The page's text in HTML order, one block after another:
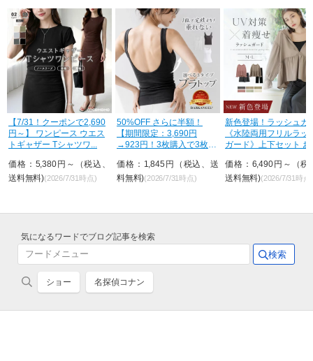
【7/31！クーポンで2,690
円～】 ワンピース ウエス
トギャザー Tシャツワ...
価格：5,380円～（税込、
送料無料)(2026/7/31時点)
50%OFF さらに半額！
【期間限定：3,690円
→923円！3枚購入で3枚目
価格：1,845円（税込、送
料無料)(2026/7/31時点)
新色登場！ラッシュガ
《水陸両用フリルラッ
ガード》上下セット お
価格：6,490円～（税
送料無料)(2026/7/31時点)
気になるワードでブログ記事を検索
ショー 名探偵コナン